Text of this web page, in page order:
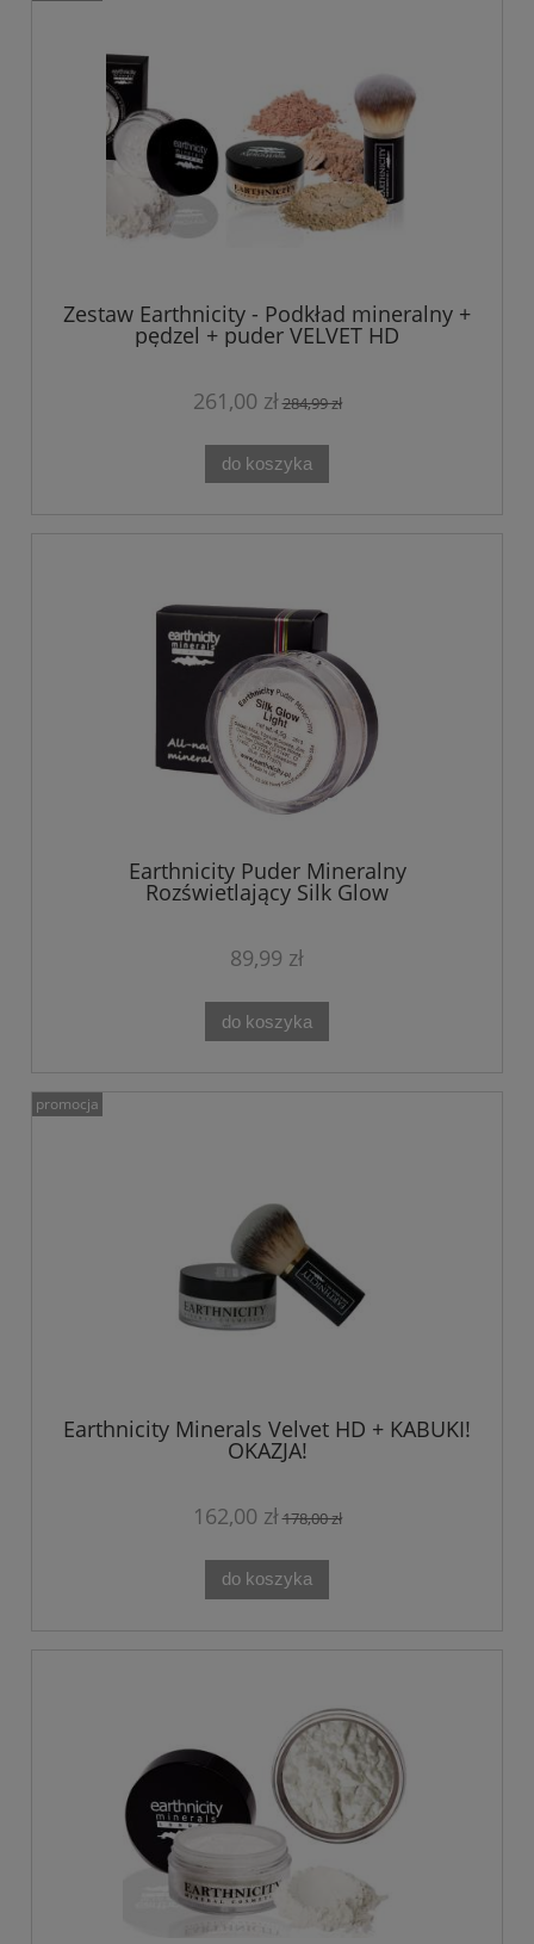
Zestaw Earthnicity - Podkład mineralny +
pędzel + puder VELVET HD
261,00 zł284,99 zł
do koszyka
Earthnicity Puder Mineralny
Rozświetlający Silk Glow
89,99 zł
do koszyka
Earthnicity Minerals Velvet HD + KABUKI!
OKAZJA!
162,00 zł178,00 zł
do koszyka
promocja